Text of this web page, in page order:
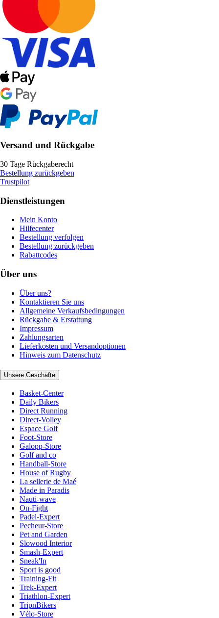
Versand und Rückgabe
30 Tage Rückgaberecht
Bestellung zurückgeben
Trustpilot
Dienstleistungen
Mein Konto
Hilfecenter
Bestellung verfolgen
Bestellung zurückgeben
Rabattcodes
Über uns
Über uns?
Kontaktieren Sie uns
Allgemeine Verkaufsbedingungen
Rückgabe & Erstattung
Impressum
Zahlungsarten
Lieferkosten und Versandoptionen
Hinweis zum Datenschutz
Unsere Geschäfte
Basket-Center
Daily Bikers
Direct Running
Direct-Volley
Espace Golf
Foot-Store
Galopp-Store
Golf and co
Handball-Store
House of Rugby
La sellerie de Maé
Made in Paradis
Nauti-wave
On-Fight
Padel-Expert
Pecheur-Store
Pet and Garden
Slowood Interior
Smash-Expert
Sneak'In
Sport is good
Training-Fit
Trek-Expert
Triathlon-Expert
TripnBikers
Vélo-Store